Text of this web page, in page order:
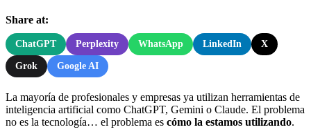
Share at:
ChatGPT Perplexity WhatsApp LinkedIn X
Grok Google AI
La mayoría de profesionales y empresas ya utilizan herramientas de
inteligencia artificial como ChatGPT, Gemini o Claude. El problema
no es la tecnología… el problema es cómo la estamos utilizando.